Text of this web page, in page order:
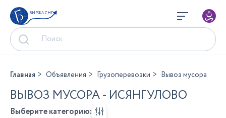
БИРЖА СНГ
Главная Объявления Грузоперевозки Вывоз мусора
ВЫВОЗ МУСОРА - ИСЯНГУЛОВО
Выберите категорию: